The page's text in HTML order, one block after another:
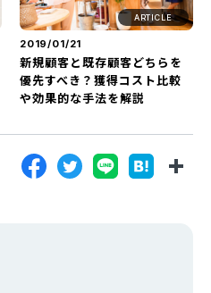
ARTICLE
2019/01/21
新規顧客と既存顧客どちらを
優先すべき？獲得コスト比較
や効果的な手法を解説